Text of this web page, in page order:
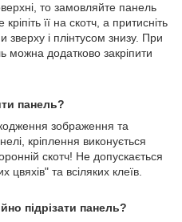
то замовляйте панель
її на скотч, а притисніть
і плінтусом знизу. При
можна додатково закріпити
панель?
зображення та
кріплення виконується
скотч! Не допускається
цвяхів" та всіляких клеїв.
підрізати панель?